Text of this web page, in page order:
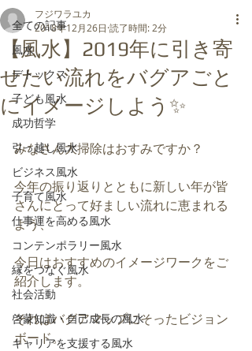
全ての記事
風水
デトックス
子ども風水
成功哲学
引っ越し風水
ビジネス風水
子育て風水
仕事運を高める風水
コンテンポラリー風水
縁をつなぐ風水
社会活動
啓蒙知識・自己成長の風水
キャリアを支援する風水
【風水】2019年に引き寄
せたい流れをバグアごと
にイメージしよう✨
フジワラユカ
2018年12月26日 読了時間: 2分
みなさん大掃除はおすみですか？
今年の振り返りとともに新しい年が皆
さんにとって好ましい流れに恵まれる
よう、
今日はおすすめのイメージワークをご
紹介します。
それはバグアマップにそったビジョン
ボード。